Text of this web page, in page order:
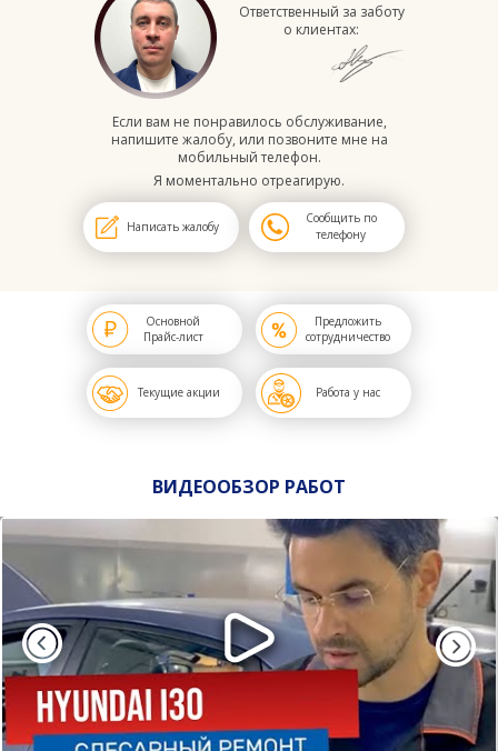
Ответственный за заботу
о клиентах:
Если вам не понравилось обслуживание,
напишите жалобу, или позвоните мне на
мобильный телефон.
Я моментально отреагирую.
Написать жалобу
Сообщить по
телефону
Основной
Прайс-лист
Предложить
сотрудничество
Текущие акции Работа у нас
ВИДЕООБЗОР РАБОТ